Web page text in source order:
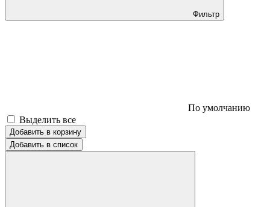
Фильтр
По умолчанию
Выделить все
Добавить в корзину
Добавить в список